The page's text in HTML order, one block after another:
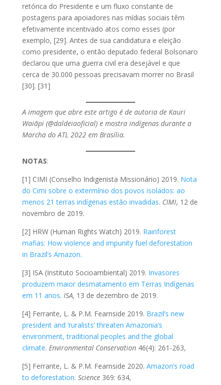
retórica do Presidente e um fluxo constante de
postagens para apoiadores nas mídias sociais têm
efetivamente incentivado atos como esses (por
exemplo, [29]. Antes de sua candidatura e eleição
como presidente, o então deputado federal Bolsonaro
declarou que uma guerra civil era desejável e que
cerca de 30.000 pessoas precisavam morrer no Brasil
[30]. [31]
A imagem que abre este artigo é de autoria de Kauri
Waiãpi (@daldeiaoficial) e mostra indígenas durante a
Marcha do ATL 2022 em Brasília.
NOTAS:
[1] CIMI (Conselho Indigenista Missionário) 2019. Nota
do Cimi sobre o extermínio dos povos isolados: ao
menos 21 terras indígenas estão invadidas. CIMI, 12 de
novembro de 2019.
[2] HRW (Human Rights Watch) 2019. Rainforest
mafias: How violence and impunity fuel deforestation
in Brazil’s Amazon.
[3] ISA (Instituto Socioambiental) 2019. Invasores
produzem maior desmatamento em Terras Indígenas
em 11 anos. ISA, 13 de dezembro de 2019.
[4] Ferrante, L. & P.M. Fearnside 2019. Brazil’s new
president and ‘ruralists’ threaten Amazonia’s
environment, traditional peoples and the global
climate. Environmental Conservation46(4): 261-263,
[5] Ferrante, L. & P.M. Fearnside 2020. Amazon’s road
to deforestation. Science369: 634,